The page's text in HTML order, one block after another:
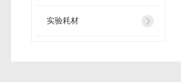
实验耗材